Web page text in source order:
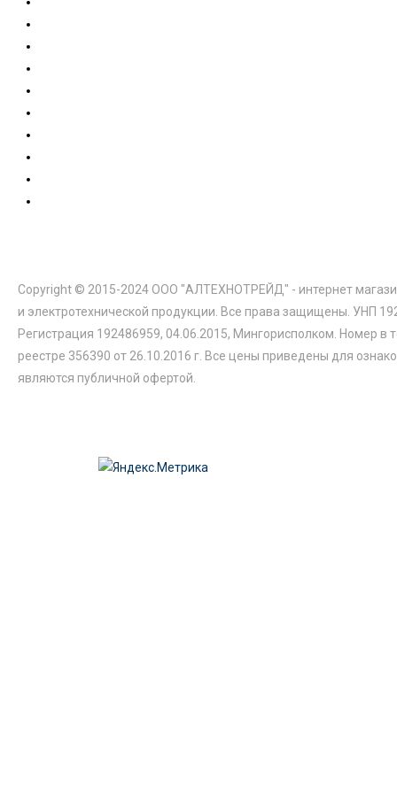
Copyright © 2015-2024 ООО "АЛТЕХНОТРЕЙД" - интернет
и электротехнической продукции. Все права защищены. УНП
Регистрация 192486959, 04.06.2015, Мингорисполком. Номер в
реестре 356390 от 26.10.2016 г. Все цены приведены для
являются публичной офертой.